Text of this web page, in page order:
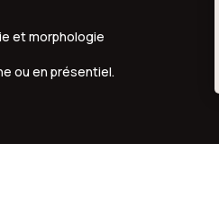
et morphologie
ou en présentiel.